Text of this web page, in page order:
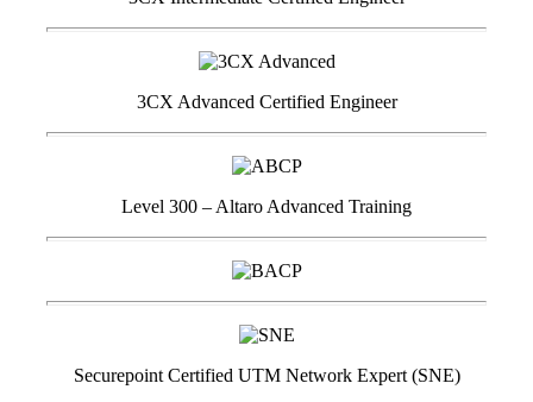
3CX Advanced Certified Engineer
Level 300 – Altaro Advanced Training
Securepoint Certified UTM Network Expert (SNE)